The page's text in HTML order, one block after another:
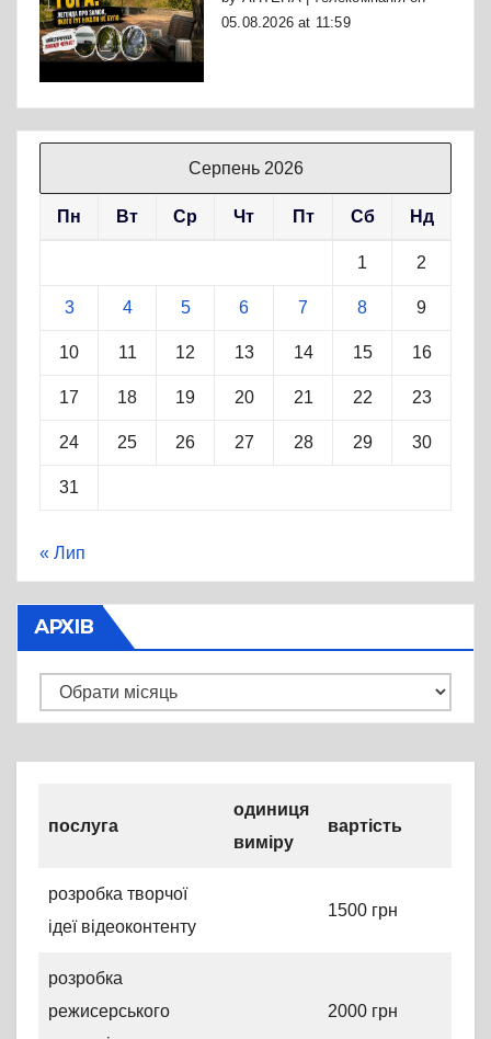
05.08.2026 at 11:59
Серпень 2026
Пн Вт Ср Чт Пт Сб Нд
1 2
3 4 5 6 7 8 9
10 11 12 13 14 15 16
17 18 19 20 21 22 23
24 25 26 27 28 29 30
31
« Лип
АРХІВ
Архів
послуга
одиниця
виміру
вартість
розробка творчої
ідеї відеоконтенту
1500 грн
розробка
режисерського
2000 грн